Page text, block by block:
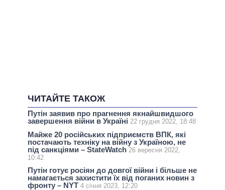
ЧИТАЙТЕ ТАКОЖ
Путін заявив про прагнення якнайшвидшого
завершення війни в Україні 22 грудня 2022, 18:48
Майже 20 російських підприємств ВПК, які
постачають техніку на війну з Україною, не
під санкціями – StateWatch 26 вересня 2022,
10:42
Путін готує росіян до довгої війни і більше не
намагається захистити їх від поганих новин з
фронту – NYT 4 січня 2023, 12:20